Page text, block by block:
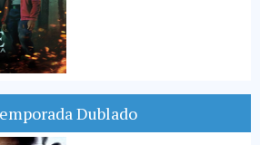
Dublado